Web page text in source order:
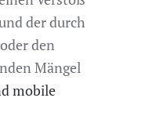
der durch
den
Mängel
mobile